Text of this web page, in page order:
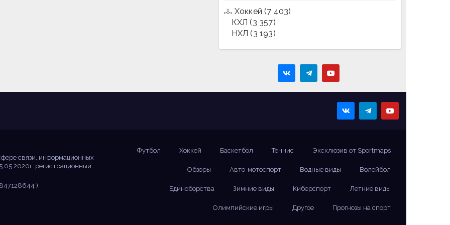
Хоккей (7 403)
КХЛ (3 357)
НХЛ (3 193)
связи, информационных
регистрационный
)
Футбол Хоккей Баскетбол Теннис Эксклюзив от Sportmaps
Обзоры Авто-мотоспорт Водные виды Волейбол
Единоборства Зимние виды Киберспорт Летние виды
Олимпийские игры Другое Прогнозы на спорт